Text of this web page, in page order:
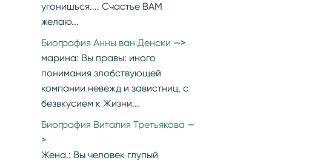
угонишься.... Счастье ВАМ
желаю...
Биография Анны ван Денски
марина: Вы правы: иного
понимания злобствующей
компании невежд и завистниц, с
безвкусием к Жизни...
Биография Виталия Третьякова
Жена.: Вы человек глупый